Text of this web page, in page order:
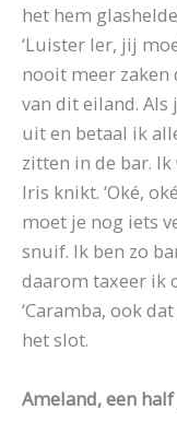
het hem
‘Luister Ier, jij
nooit meer zaken
van dit eiland. Als
uit en betaal ik
zitten in de bar. Ik
Iris knikt. ‘Oké,
moet je nog iets
snuif. Ik ben zo
daarom taxeer ik
‘Caramba, ook
het slot.
Ameland, een